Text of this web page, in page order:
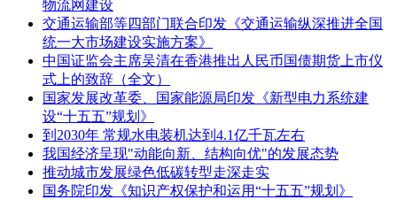
物流网建设
交通运输部等四部门联合印发《交通运输纵深推进全国
统一大市场建设实施方案》
中国证监会主席吴清在香港推出人民币国债期货上市仪
式上的致辞（全文）
国家发展改革委、国家能源局印发《新型电力系统建
设“十五五”规划》
到2030年 常规水电装机达到4.1亿千瓦左右
我国经济呈现"动能向新、结构向优"的发展态势
推动城市发展绿色低碳转型走深走实
国务院印发《知识产权保护和运用“十五五”规划》